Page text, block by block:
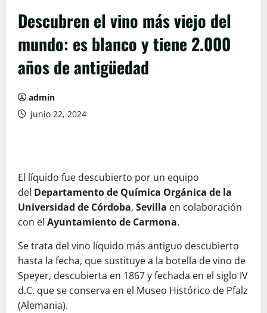
Descubren el vino más viejo del
mundo: es blanco y tiene 2.000
años de antigüedad
admin
junio 22, 2024
El líquido fue descubierto por un equipo
del Departamento de Química Orgánica de la
Universidad de Córdoba, Sevilla en colaboración
con el Ayuntamiento de Carmona.
Se trata del vino líquido más antiguo descubierto
hasta la fecha, que sustituye a la botella de vino de
Speyer, descubierta en 1867 y fechada en el siglo IV
d.C, que se conserva en el Museo Histórico de Pfalz
(Alemania).